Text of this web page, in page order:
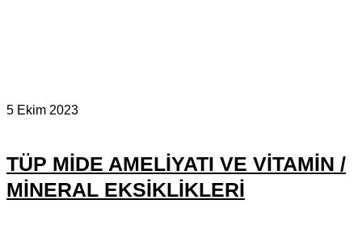
5 Ekim 2023
TÜP MIDE AMELIYATI VE VITAMIN /
MINERAL EKSIKLIKLERI